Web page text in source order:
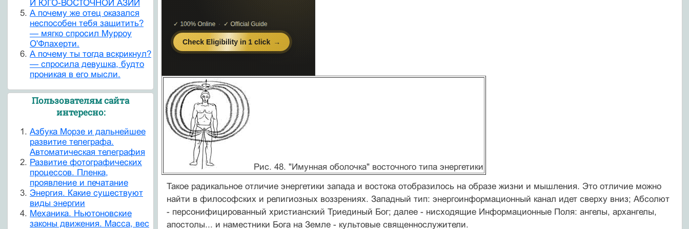
Рис. 48. "Имунная оболочка" восточного типа энергетики
Такое радикальное отличие энергетики запада и востока отобразилось на образе жизни и мышления. Это отличие можно
найти в философских и религиозных воззрениях. Западный тип: энергоинформационный канал идет сверху вниз; Абсолют
- персонифицированный христианский Триединый Бог; далее - нисходящие Информационные Поля: ангелы, архангелы,
апостолы... и наместники Бога на Земле - культовые священнослужители.
И ЮГО-ВОСТОЧНОЙ АЗИИ
А почему же отец оказался
неспособен тебя защитить?
— мягко спросил Мурроу
О'Флахерти.
А почему ты тогда вскрикнул?
— спросила девушка, будто
проникая в его мысли.
Пользователям сайта
интересно:
Азбука Морзе и дальнейшее
развитие телеграфа.
Автоматическая телеграфия
Развитие фотографических
процессов. Пленка,
проявление и печатание
Энергия. Какие существуют
виды энергии
Механика. Ньютоновские
законы движения. Масса, вес